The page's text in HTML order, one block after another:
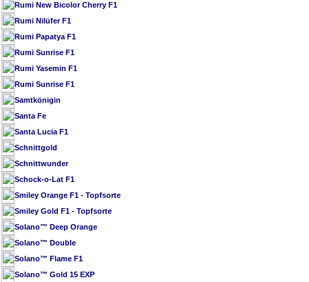
Rumi New Bicolor Cherry F1
Rumi Nilüfer F1
Rumi Papatya F1
Rumi Sunrise F1
Rumi Yasemin F1
Rumi Sunrise F1
Samtkönigin
Santa Fe
Santa Lucia F1
Schnittgold
Schnittwunder
Schock-o-Lat F1
Smiley Orange F1 - Topfsorte
Smiley Gold F1 - Topfsorte
Solano™ Deep Orange
Solano™ Double
Solano™ Flame F1
Solano™ Gold 15 EXP